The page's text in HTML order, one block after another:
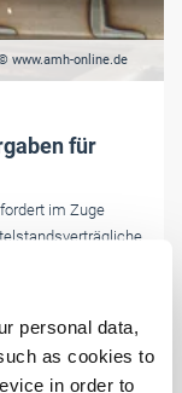
personal data,
as cookies to
in order to
www.amh-online.de
für
im Zuge